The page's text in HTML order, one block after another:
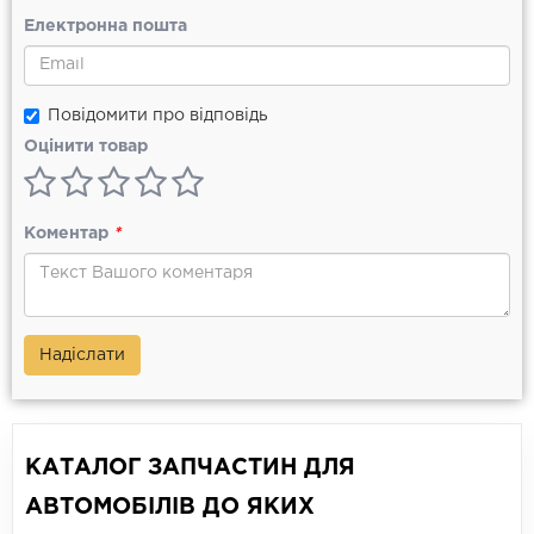
Електронна пошта
Повідомити про відповідь
Оцінити товар
Коментар *
Надіслати
КАТАЛОГ ЗАПЧАСТИН ДЛЯ
АВТОМОБІЛІВ ДО ЯКИХ